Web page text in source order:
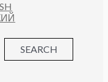
SEARCH